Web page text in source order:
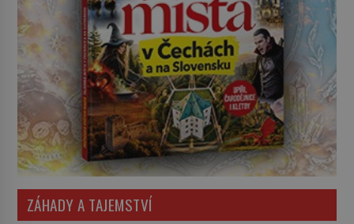
ZÁHADY A TAJEMSTVÍ